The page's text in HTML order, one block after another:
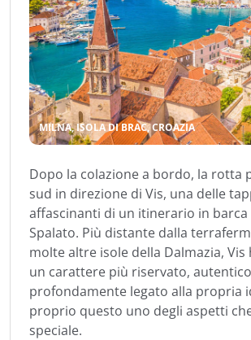
MILNA, ISOLA DI BRAC, CROAZIA
Dopo la colazione a bordo, la rotta
sud in direzione di Vis, una delle
affascinanti di un itinerario in barca
Spalato. Più distante dalla
molte altre isole della Dalmazia, Vis
un carattere più riservato,
profondamente legato alla propria
proprio questo uno degli aspetti
speciale.